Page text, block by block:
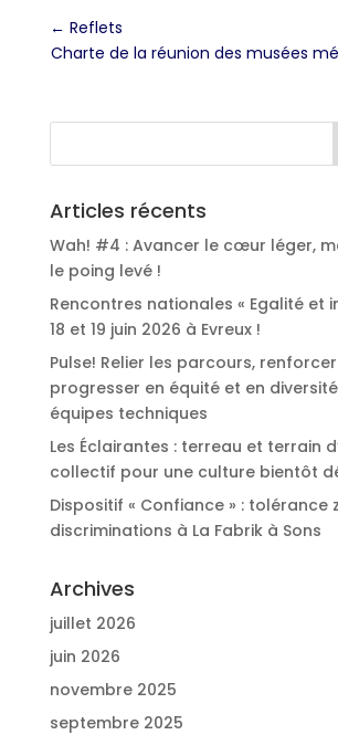
← Reflets
Charte de la réunion des musées
Articles récents
Wah! #4 : Avancer le cœur léger,
le poing levé !
Rencontres nationales « Egalité et
18 et 19 juin 2026 à Evreux !
Pulse! Relier les parcours,
progresser en équité et en
équipes techniques
Les Éclairantes : terreau et terrain
collectif pour une culture bientôt
Dispositif « Confiance » : tolérance
discriminations à La Fabrik à Sons
Archives
juillet 2026
juin 2026
novembre 2025
septembre 2025